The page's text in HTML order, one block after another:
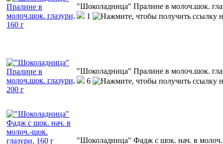
"Шоколадница" Пралине в молоч.шок.
1
"Шоколадница" Пралине в молоч.шок.
6
"Шоколадница" Фадж с шок. нач. в